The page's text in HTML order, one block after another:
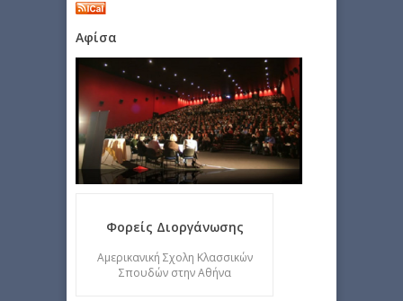
Αφίσα
Φορείς Διοργάνωσης
Αμερικανική Σχολη Κλασσικών
Σπουδών στην Αθήνα